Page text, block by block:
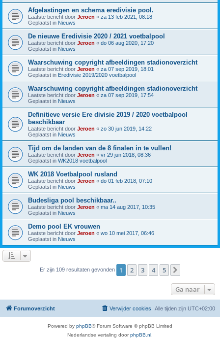
Afgelastingen en schema eredivisie pool.
Laatste bericht door Jeroen « za 13 feb 2021, 08:18
Geplaatst in Nieuws
De nieuwe Eredivisie 2020 / 2021 voetbalpool
Laatste bericht door Jeroen « do 06 aug 2020, 17:20
Geplaatst in Nieuws
Waarschuwing copyright afbeeldingen stadionoverzicht
Laatste bericht door Jeroen « za 07 sep 2019, 18:01
Geplaatst in Eredivisie 2019/2020 voetbalpool
Waarschuwing copyright afbeeldingen stadionoverzicht
Laatste bericht door Jeroen « za 07 sep 2019, 17:54
Geplaatst in Nieuws
Definitieve versie Ere divisie 2019 / 2020 voetbalpool
beschikbaar
Laatste bericht door Jeroen « zo 30 jun 2019, 14:22
Geplaatst in Nieuws
Tijd om de landen van de 8 finalen in te vullen!
Laatste bericht door Jeroen « vr 29 jun 2018, 08:36
Geplaatst in WK2018 voetbalpool
WK 2018 Voetbalpool rusland
Laatste bericht door Jeroen « do 01 feb 2018, 07:10
Geplaatst in Nieuws
Budesliga pool beschikbaar..
Laatste bericht door Jeroen « ma 14 aug 2017, 10:35
Geplaatst in Nieuws
Demo pool EK vrouwen
Laatste bericht door Jeroen « wo 10 mei 2017, 06:46
Geplaatst in Nieuws
Er zijn 109 resultaten gevonden 1 2 3 4 5
Ga naar
Forumoverzicht Alle tijden zijn UTC+02:00
Verwijder cookies
Powered by phpBB® Forum Software © phpBB Limited
Nederlandse vertaling doorphpBB.nl